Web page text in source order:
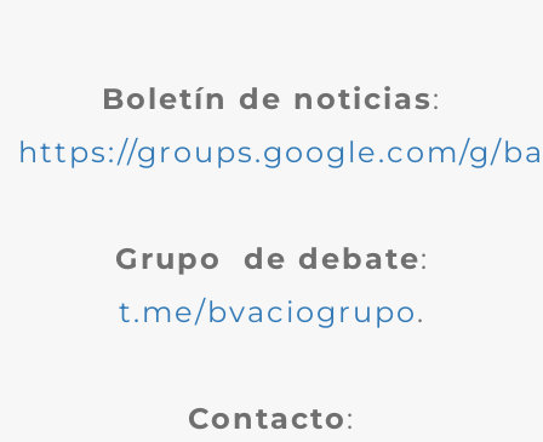
Boletín de noticias:
https://groups.google.com/g/
Grupo de debate:
t.me/bvaciogrupo.
Contacto: